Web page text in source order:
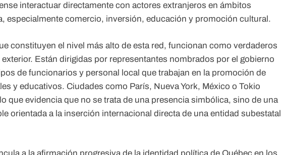
interactuar directamente con actores extranjeros en ámbitos
especialmente comercio, inversión, educación y promoción cultural.
constituyen el nivel más alto de esta red, funcionan como verdaderos
Están dirigidas por representantes nombrados por el gobierno
de funcionarios y personal local que trabajan en la promoción de
y educativos. Ciudades como París, Nueva York, México o Tokio
que evidencia que no se trata de una presencia simbólica, sino de una
orientada a la inserción internacional directa de una entidad subestatal